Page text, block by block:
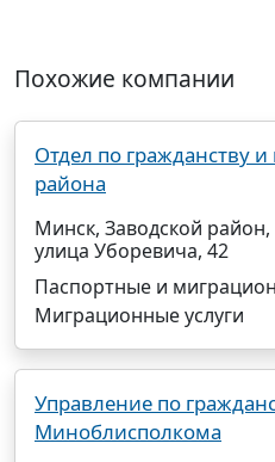
Похожие компании
Отдел по гражданству
района
Минск, Заводской
улица Уборевича, 42
Паспортные и
Миграционные услуги
Управление по
Миноблисполкома